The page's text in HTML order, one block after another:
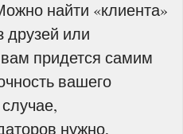
найти «клиента»
друзей или
придется самим
вашего
нужно,